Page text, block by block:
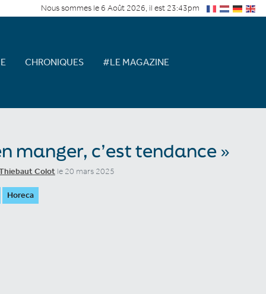
Nous sommes le 6 Août 2026, il est 23:43pm
CHRONIQUES #LE MAGAZINE
manger, c’est tendance »
Colot le 20 mars 2025
Horeca